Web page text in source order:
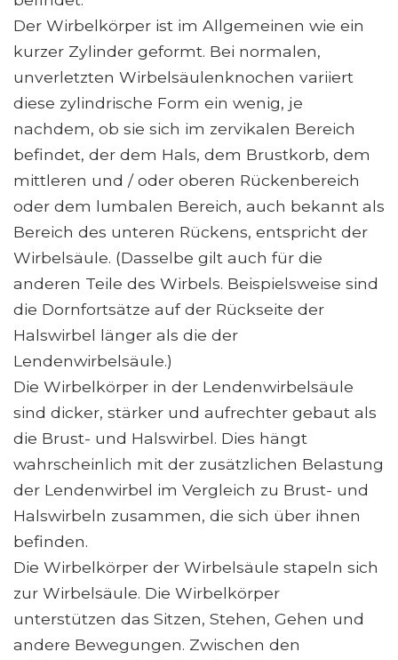
Der Wirbelkörper ist im Allgemeinen wie ein
kurzer Zylinder geformt. Bei normalen,
unverletzten Wirbelsäulenknochen variiert
diese zylindrische Form ein wenig, je
nachdem, ob sie sich im zervikalen Bereich
befindet, der dem Hals, dem Brustkorb, dem
mittleren und / oder oberen Rückenbereich
oder dem lumbalen Bereich, auch bekannt als
Bereich des unteren Rückens, entspricht der
Wirbelsäule. (Dasselbe gilt auch für die
anderen Teile des Wirbels. Beispielsweise sind
die Dornfortsätze auf der Rückseite der
Halswirbel länger als die der
Lendenwirbelsäule.)
Die Wirbelkörper in der Lendenwirbelsäule
sind dicker, stärker und aufrechter gebaut als
die Brust- und Halswirbel. Dies hängt
wahrscheinlich mit der zusätzlichen Belastung
der Lendenwirbel im Vergleich zu Brust- und
Halswirbeln zusammen, die sich über ihnen
befinden.
Die Wirbelkörper der Wirbelsäule stapeln sich
zur Wirbelsäule. Die Wirbelkörper
unterstützen das Sitzen, Stehen, Gehen und
andere Bewegungen. Zwischen den